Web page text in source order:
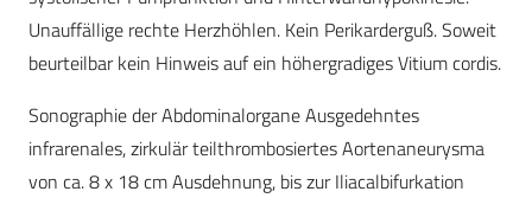
Unauffällige rechte Herzhöhlen. Kein Perikarderguß. Soweit
beurteilbar kein Hinweis auf ein höhergradiges Vitium cordis.
Sonographie der Abdominalorgane Ausgedehntes
infrarenales, zirkulär teilthrombosiertes Aortenaneurysma
von ca. 8 x 18 cm Ausdehnung, bis zur Iliacalbifurkation